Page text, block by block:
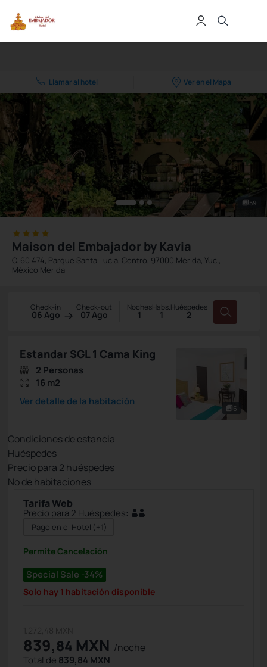
Llamar al hotel Ver en el Mapa
59
Maison del Embajador by Kavia
C. 60 474, Parque Santa Lucia, Centro, 97000 Mérida, Yuc.,
México Merida
Check-in
06 Ago
Check-out
07 Ago
Noches
1
Habs.
1
Huéspedes
2
6
Estandar SGL 1 Cama King
2 Personas
16 m2
Ver detalle de la habitación
Condiciones de estancia
Huéspedes
Precio para 2 huéspedes
Nº de habitaciones
Tarifa Web
Precio para 2 Huéspedes:
Pago en el Hotel (+1)
Special Sale -34%
Permite Cancelación
Solo hay 1 habitación disponible
839,84 MXN /noche
Total de 839,84 MXN